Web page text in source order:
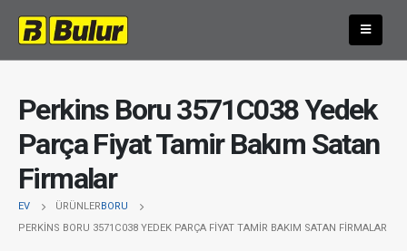
Perkins Boru 3571C038 Yedek
Parça Fiyat Tamir Bakım Satan
Firmalar
EV ÜRÜNLERBORU
PERKINS BORU 3571C038 YEDEK PARÇA FIYAT TAMIR BAKIM SATAN FIRMALAR